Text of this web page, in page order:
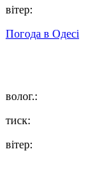
вітер:
Погода в Одесі
волог.:
тиск:
вітер: